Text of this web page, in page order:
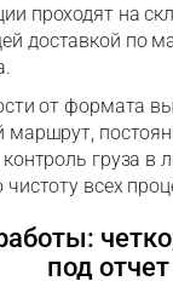
проходят на
доставкой по
от формата
груза в
всех
под отчет